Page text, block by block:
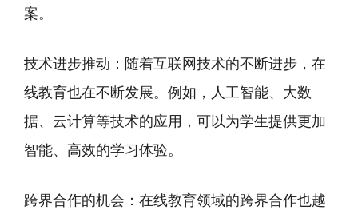
案。
技术进步推动：随着互联网技术的不断进步，在
线教育也在不断发展。例如，人工智能、大数
据、云计算等技术的应用，可以为学生提供更加
智能、高效的学习体验。
跨界合作的机会：在线教育领域的跨界合作也越